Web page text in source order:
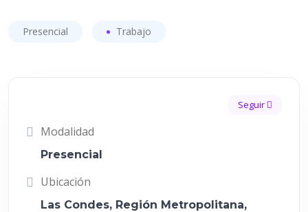
Presencial Trabajo
Seguir
Modalidad
Presencial
Ubicación
Las Condes, Región Metropolitana,